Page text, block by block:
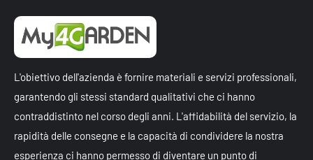
L'obiettivo dell'azienda è fornire materiali e servizi professionali,
garantendo gli stessi standard qualitativi che ci hanno
contraddistinto nel corso degli anni. L'affidabilità del servizio, la
rapidità delle consegne e la capacità di condividere la nostra
esperienza ci hanno permesso di diventare un punto di